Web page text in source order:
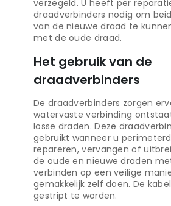
verzegeld. U heeft per
draadverbinders nodig om
van de nieuwe draad te
met de oude draad.
Het gebruik van de
draadverbinders
De draadverbinders zorgen
watervaste verbinding
losse draden. Deze
gebruikt wanneer u
repareren, vervangen of
de oude en nieuwe draden
verbinden op een veilige
gemakkelijk zelf doen. De
gestript te worden.